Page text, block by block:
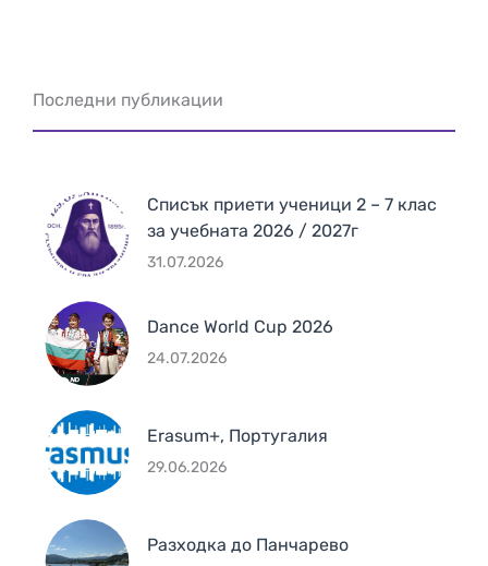
Последни публикации
Списък приети ученици 2 – 7 клас
за учебната 2026 / 2027г
31.07.2026
Dance World Cup 2026
24.07.2026
Erasum+, Португалия
29.06.2026
Разходка до Панчарево